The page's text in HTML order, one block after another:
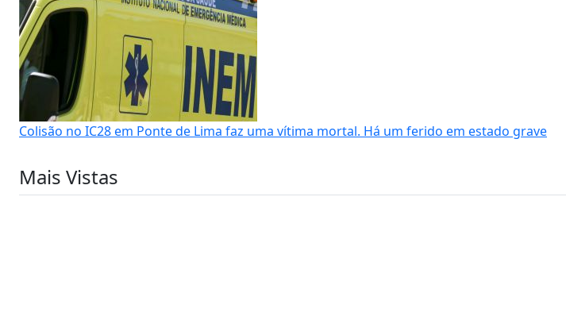
Colisão no IC28 em Ponte de Lima faz uma vítima mortal. Há um ferido em estado grave
Mais Vistas